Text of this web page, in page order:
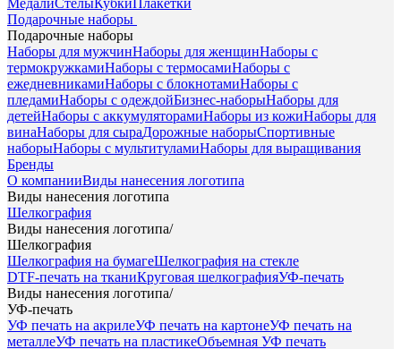
МедалиСтелыКубкиПлакетки
Подарочные наборы
Подарочные наборы
Наборы для мужчинНаборы для женщинНаборы с
термокружкамиНаборы с термосамиНаборы с
ежедневникамиНаборы с блокнотамиНаборы с
пледамиНаборы с одеждойБизнес-наборыНаборы для
детейНаборы с аккумуляторамиНаборы из кожиНаборы для
винаНаборы для сыраДорожные наборыСпортивные
наборыНаборы с мультитуламиНаборы для выращивания
Бренды
О компанииВиды нанесения логотипа
Виды нанесения логотипа
Шелкография
Виды нанесения логотипа/
Шелкография
Шелкография на бумагеШелкография на стекле
DTF-печать на тканиКруговая шелкографияУФ-печать
Виды нанесения логотипа/
УФ-печать
УФ печать на акрилеУФ печать на картонеУФ печать на
металлеУФ печать на пластикеОбъемная УФ печать